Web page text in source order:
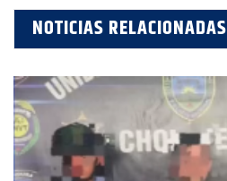
NOTICIAS RELACIONADAS